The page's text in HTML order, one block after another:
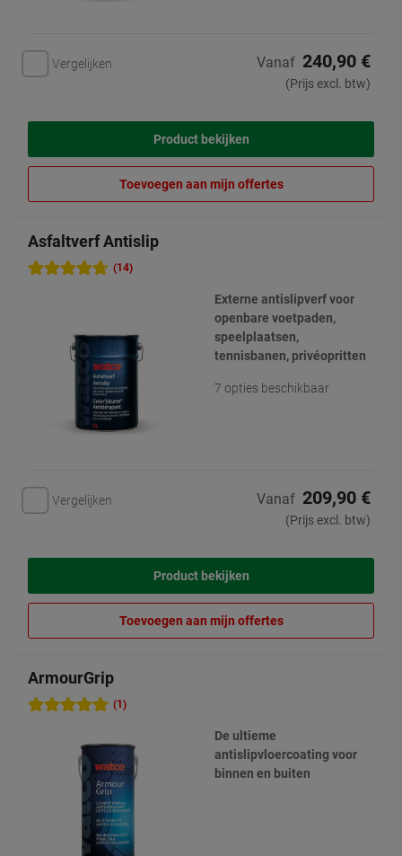
Vergelijken Vanaf 240,90 €
(Prijs excl. btw)
Product bekijken
Toevoegen aan mijn offertes
Asfaltverf Antislip
(14)
Externe antislipverf voor
openbare voetpaden,
speelplaatsen,
tennisbanen, privéopritten
7 opties beschikbaar
Vergelijken Vanaf 209,90 €
(Prijs excl. btw)
Product bekijken
Toevoegen aan mijn offertes
ArmourGrip
(1)
De ultieme
antislipvloercoating voor
binnen en buiten